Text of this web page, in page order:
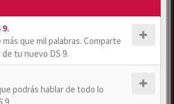
más que mil palabras. Comparte
tu nuevo DS 9.
podrás hablar de todo lo